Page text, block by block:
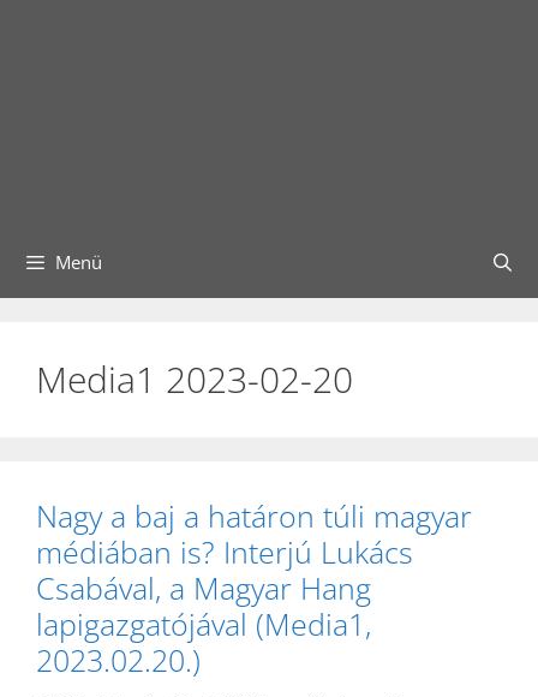
Menü
Media1 2023-02-20
Nagy a baj a határon túli magyar
médiában is? Interjú Lukács
Csabával, a Magyar Hang
lapigazgatójával (Media1,
2023.02.20.)